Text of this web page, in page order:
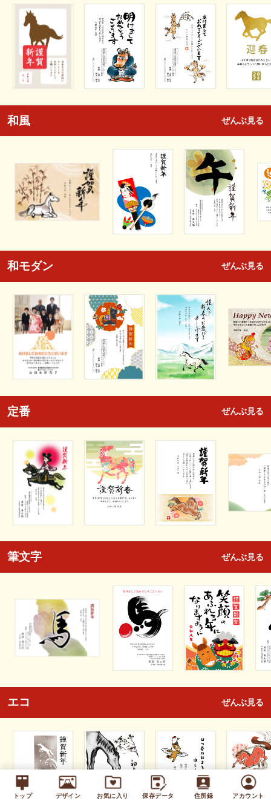
トップ デザイン お気に入り 保存データ 住所録 アカウント
和風 ぜんぶ見る
和モダン ぜんぶ見る
定番 ぜんぶ見る
筆文字 ぜんぶ見る
エコ ぜんぶ見る